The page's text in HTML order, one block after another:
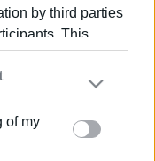
by third parties
This
us to third parties
that may
one or more
store information
of my